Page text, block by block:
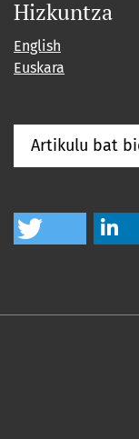
Hizkuntza
English
Euskara
Artikulu bat